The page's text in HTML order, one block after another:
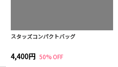
スタッズコンパクトバッグ
4,400円 50% OFF